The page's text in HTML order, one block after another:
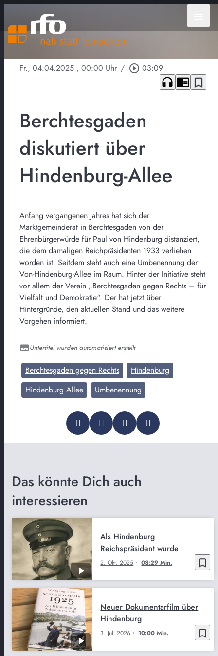
Fr., 04.04.2025 , 00:00 Uhr / play_circle_outline 03:09
headphones chrome_reader_mode bookmark_border
Berchtesgaden
diskutiert über
Hindenburg-Allee
Anfang vergangenen Jahres hat sich der
Marktgemeinderat in Berchtesgaden von der
Ehrenbürgerwürde für Paul von Hindenburg distanziert,
die dem damaligen Reichpräsidenten 1933 verliehen
worden ist. Seitdem steht auch eine Umbenennung der
Von-Hindenburg-Allee im Raum. Hinter der Initiative steht
vor allem der Verein „Berchtesgaden gegen Rechts – für
Vielfalt und Demokratie“. Der hat jetzt über
Hintergründe, den aktuellen Stand und das weitere
Vorgehen informiert.
Untertitel wurden automatisiert erstellt
Berchtesgaden gegen Rechts
Hindenburg
Hindenburg Allee
Umbenennung
Das könnte Dich auch
interessieren
bookmark_border
2. Okt. 2025 03:29 Min.
Als Hindenburg
Reichspräsident wurde
bookmark_border
3. Juli 2026 10:00 Min.
Neuer Dokumentarfilm über
Hindenburg